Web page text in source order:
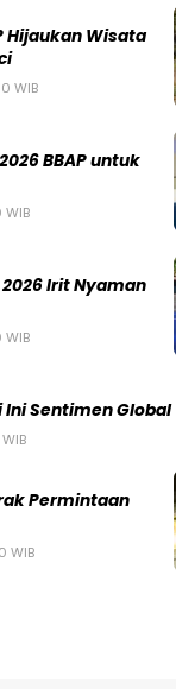
Hijaukan Wisata
WIB
BBAP untuk
Irit Nyaman
Ini Sentimen
Permintaan
WIB